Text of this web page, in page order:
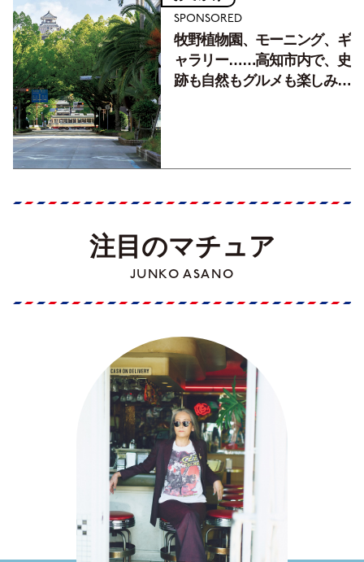
SPONSORED
牧野植物園、モーニング、ギ
ャラリー……高知市内で、史
跡も自然もグルメも楽しみ尽
注目のマチュア
JUNKO ASANO